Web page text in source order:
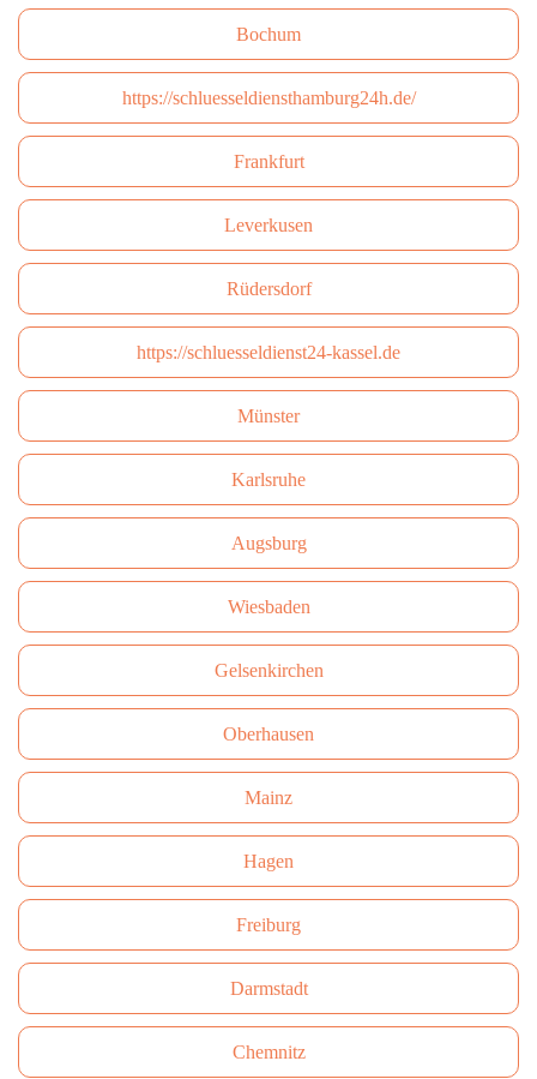
Bochum
https://schluesseldiensthamburg24h.de/
Frankfurt
Leverkusen
Rüdersdorf
https://schluesseldienst24-kassel.de
Münster
Karlsruhe
Augsburg
Wiesbaden
Gelsenkirchen
Oberhausen
Mainz
Hagen
Freiburg
Darmstadt
Сhemnitz